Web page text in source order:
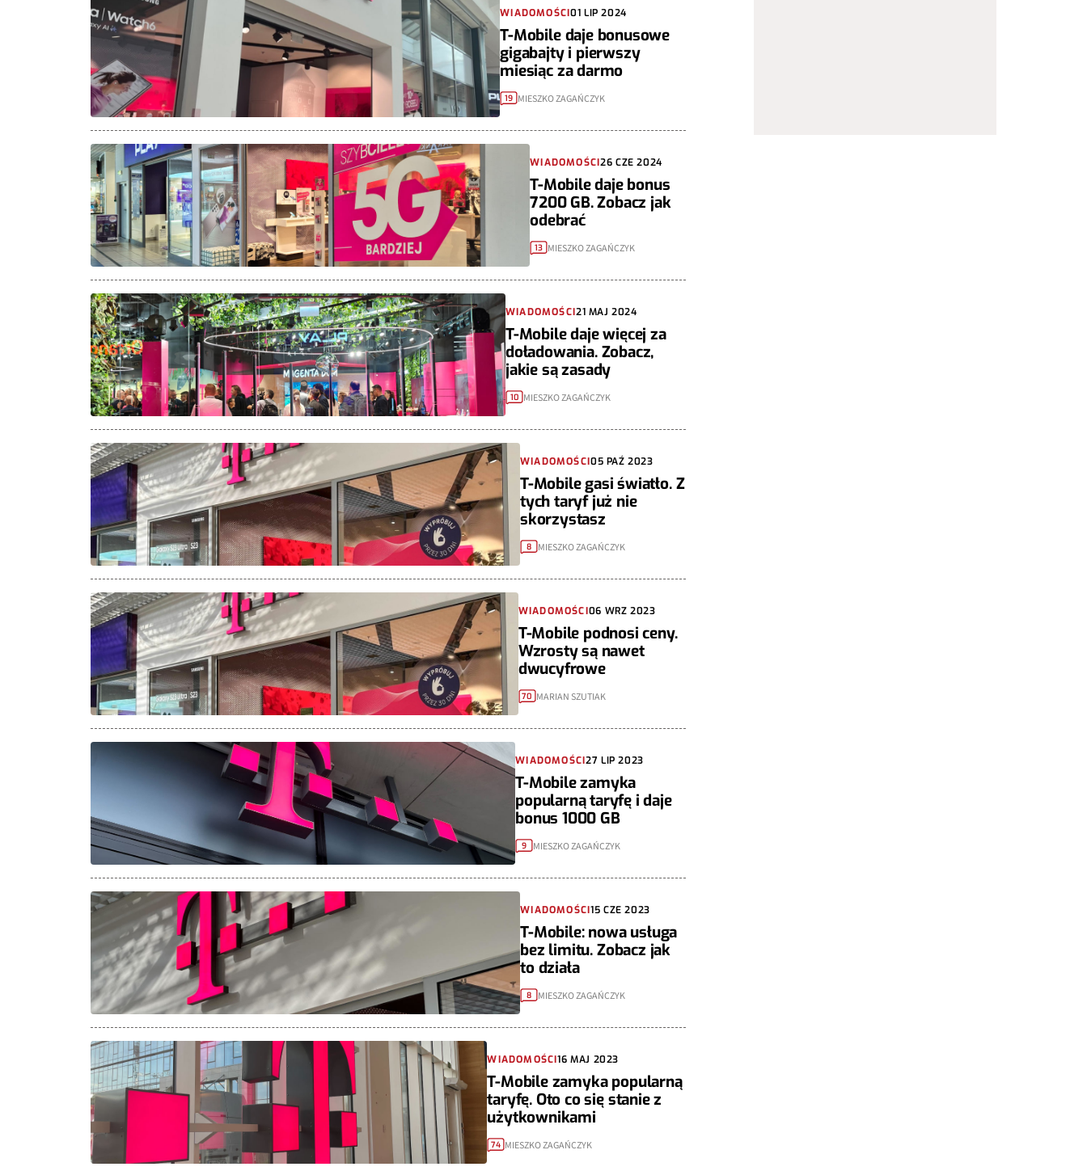
WIADOMOŚCI01 LIP 2024
T-Mobile daje bonusowe
gigabajty i pierwszy
miesiąc za darmo
19 MIESZKO ZAGAŃCZYK
WIADOMOŚCI26 CZE 2024
T-Mobile daje bonus
7200 GB. Zobacz jak
odebrać
13 MIESZKO ZAGAŃCZYK
WIADOMOŚCI21 MAJ 2024
T-Mobile daje więcej za
doładowania. Zobacz,
jakie są zasady
10 MIESZKO ZAGAŃCZYK
WIADOMOŚCI05 PAŹ 2023
T-Mobile gasi światło. Z
tych taryf już nie
skorzystasz
8 MIESZKO ZAGAŃCZYK
WIADOMOŚCI06 WRZ 2023
T-Mobile podnosi ceny.
Wzrosty są nawet
dwucyfrowe
70 MARIAN SZUTIAK
WIADOMOŚCI27 LIP 2023
T-Mobile zamyka
popularną taryfę i daje
bonus 1000 GB
9 MIESZKO ZAGAŃCZYK
WIADOMOŚCI15 CZE 2023
T-Mobile: nowa usługa
bez limitu. Zobacz jak
to działa
8 MIESZKO ZAGAŃCZYK
WIADOMOŚCI16 MAJ 2023
T-Mobile zamyka popularną
taryfę. Oto co się stanie z
użytkownikami
74 MIESZKO ZAGAŃCZYK